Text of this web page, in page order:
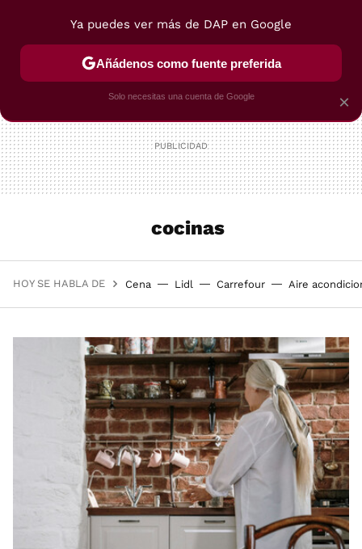
POSTRES VIAJES SELECCIÓN VEGUI
cocinas
HOY SE HABLA DE Cena Lidl Carrefour Aire
×
Ya puedes ver más de DAP en Google
Añádenos como fuente preferida
Solo necesitas una cuenta de Google